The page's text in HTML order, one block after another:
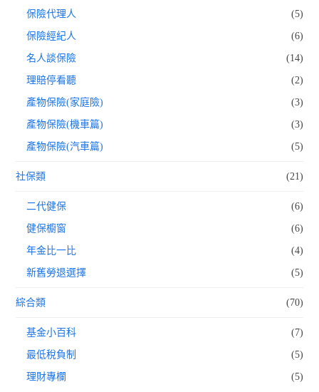
保險代理人 (5)
保險經紀人 (6)
名人談保險 (14)
理賠停看聽 (2)
產物保險(家庭險) (3)
產物保險(機車篇) (3)
產物保險(汽車篇) (5)
社保類 (21)
二代健保 (6)
健保櫥窗 (6)
年金比一比 (4)
新舊勞退選擇 (5)
綜合類 (70)
基金小百科 (7)
最低稅負制 (5)
理財專欄 (5)